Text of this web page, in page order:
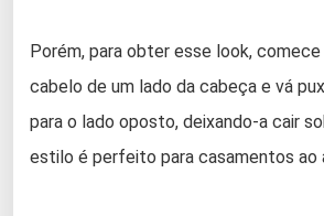
Porém, para obter esse look,
cabelo de um lado da cabeça e vá
para o lado oposto, deixando-a cair
estilo é perfeito para casamentos ao